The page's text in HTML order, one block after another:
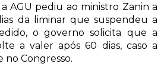
AGU pediu ao ministro Zanin a
da liminar que suspendeu a
o governo solicita que a
a valer após 60 dias, caso a
no Congresso.